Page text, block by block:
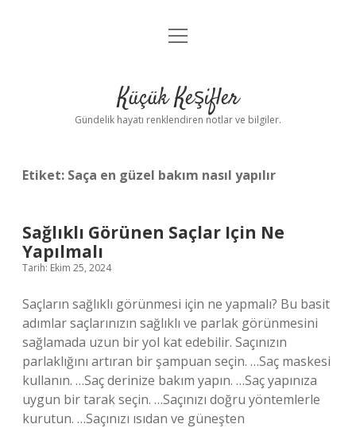
Anasayfa
Yasal Uyarı
menüyü
Küçük Keşifler
Gündelik hayatı renklendiren notlar ve bilgiler.
Etiket: Saça en güzel bakım nasıl yapılır
Sağlıklı Görünen Saçlar Için Ne
Yapılmalı
Tarih: Ekim 25, 2024
Saçların sağlıklı görünmesi için ne yapmalı? Bu basit
adımlar saçlarınızın sağlıklı ve parlak görünmesini
sağlamada uzun bir yol kat edebilir. Saçınızın
parlaklığını artıran bir şampuan seçin. …Saç maskesi
kullanın. …Saç derinize bakım yapın. …Saç yapınıza
uygun bir tarak seçin. …Saçınızı doğru yöntemlerle
kurutun. …Saçınızı ısıdan ve güneşten